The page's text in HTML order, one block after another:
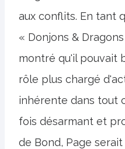
aux conflits. En tant
« Donjons &
montré qu'il pouvait
rôle plus chargé
inhérente dans tout
fois désarmant et
de Bond, Page